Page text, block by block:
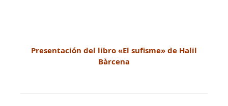
Presentación del libro «El sufisme» de Halil
Bàrcena